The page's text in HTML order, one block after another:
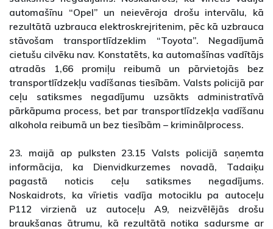
automašīnu “Opel” un neievēroja drošu intervālu, kā
rezultātā uzbrauca elektroskrejritenim, pēc kā uzbrauca
stāvošam transportlīdzeklim “Toyota”. Negadījumā
cietušu cilvēku nav. Konstatēts, ka automašīnas vadītājs
atradās 1,66 promiļu reibumā un pārvietojās bez
transportlīdzekļu vadīšanas tiesībām. Valsts policijā par
ceļu satiksmes negadījumu uzsākts administratīvā
pārkāpuma process, bet par transportlīdzekļa vadīšanu
alkohola reibumā un bez tiesībām – kriminālprocess.
23. maijā ap pulksten 23.15 Valsts policijā saņemta
informācija, ka Dienvidkurzemes novadā, Tadaiķu
pagastā noticis ceļu satiksmes negadījums.
Noskaidrots, ka vīrietis vadīja motociklu pa autoceļu
P112 virzienā uz autoceļu A9, neizvēlējās drošu
braukšanas ātrumu, kā rezultātā notika sadursme ar